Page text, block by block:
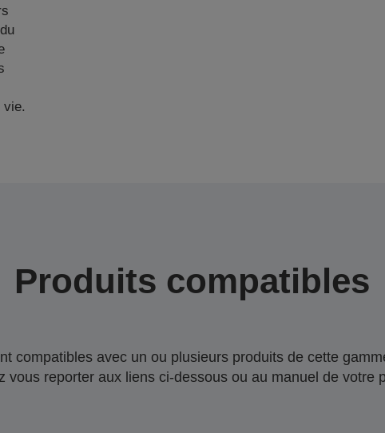
vie.
Produits compatibles
compatibles avec un ou plusieurs produits de cette
vous reporter aux liens ci-dessous ou au manuel de votre